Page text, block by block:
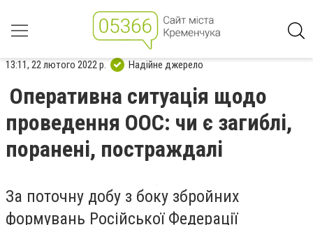
13:11, 22 лютого 2022 р. Надійне джерело
Оперативна ситуація щодо
проведення ООС: чи є загиблі,
поранені, постраждалі
За поточну добу з боку збройних
формувань Російської Федерації